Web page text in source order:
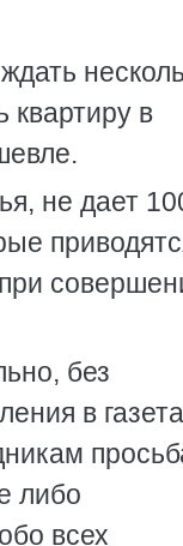
квартиру в
не дает
без
в
либо
всех